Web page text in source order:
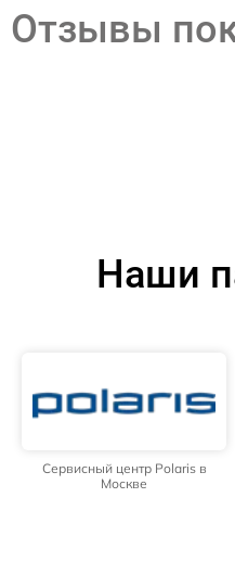
Отзывы
Наши
Сервисный центр Polaris в
Москве